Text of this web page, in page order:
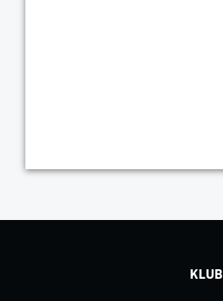
KLUB